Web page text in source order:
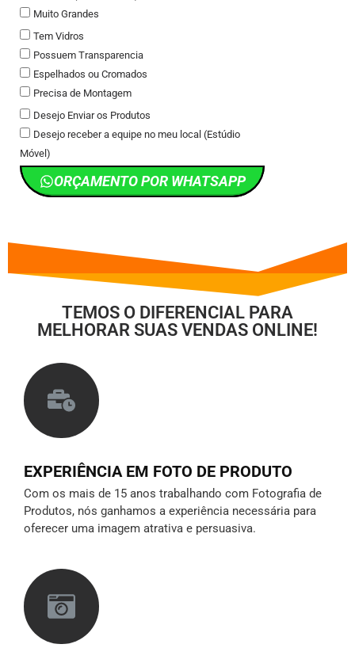
Muito Grandes
Tem Vidros
Possuem Transparencia
Espelhados ou Cromados
Precisa de Montagem
Desejo Enviar os Produtos
Desejo receber a equipe no meu local (Estúdio
Móvel)
ORÇAMENTO POR WHATSAPP
TEMOS O DIFERENCIAL PARA
MELHORAR SUAS VENDAS ONLINE!
EXPERIÊNCIA EM FOTO DE PRODUTO
Com os mais de 15 anos trabalhando com Fotografia de
Produtos, nós ganhamos a experiência necessária para
oferecer uma imagem atrativa e persuasiva.